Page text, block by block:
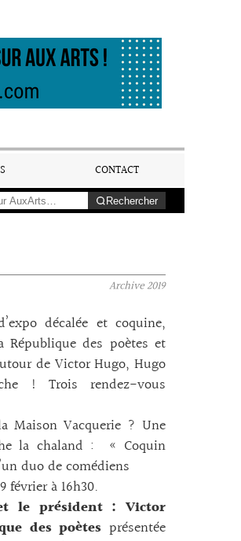
CONTACT
Rechercher
Archive2019
décalée et coquine,
République des poètes et
de Victor Hugo, Hugo
! Trois rendez-vous
Maison Vacquerie ? Une
la chaland : « Coquin
duo de comédiens
février à 16h30.
le président : Victor
des poètes présentée